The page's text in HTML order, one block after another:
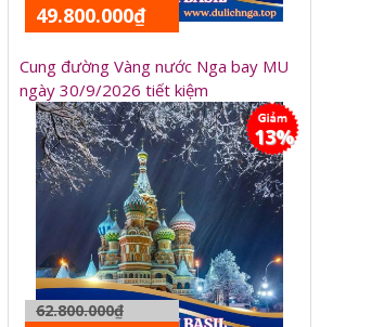
49.800.000₫
Cung đường Vàng nước Nga bay MU
ngày 30/9/2026 tiết kiệm
62.800.000₫
13%